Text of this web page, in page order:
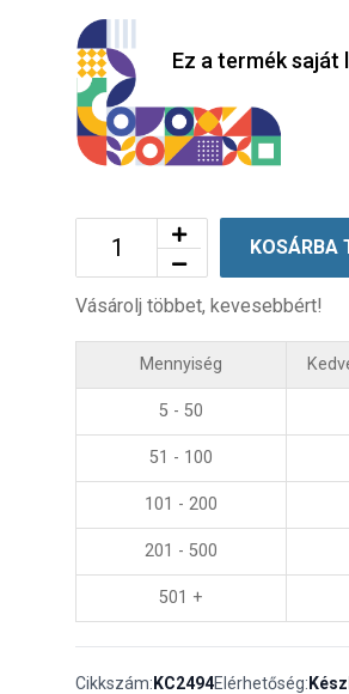
Ez a termék
KOSÁRBA
Vásárolj többet, kevesebbért!
Mennyiség
5 - 50
51 - 100
101 - 200
201 - 500
501 +
Cikkszám: KC2494Elérhetőség: